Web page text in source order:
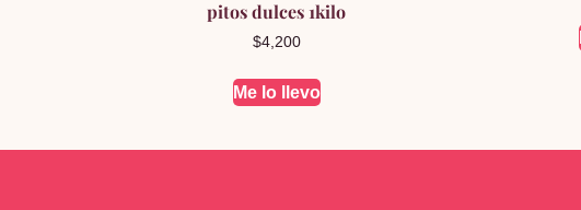
pitos dulces 1kilo
$4,200
Me lo llevo